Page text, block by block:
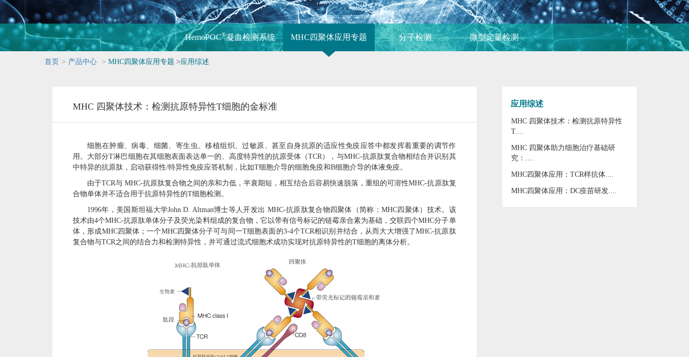
HemoPOC®凝血检测系统 MHC四聚体应用专题 分子检测 微型定量检测
首页 > 产品中心 > MHC四聚体应用专题 >应用综述
MHC 四聚体技术：检测抗原特异性T细胞的金标准
细胞在肿瘤、病毒、细菌、寄生虫、移植组织、过敏原、甚至自身抗原的适应性免疫应答中都发挥着重要的调节作
用。大部分T淋巴细胞在其细胞表面表达单一的、高度特异性的抗原受体（TCR），与MHC-抗原肽复合物相结合并识别其
中特异的抗原肽，启动获得性/特异性免疫应答机制，比如T细胞介导的细胞免疫和B细胞介导的体液免疫。
由于TCR与 MHC-抗原肽复合物之间的亲和力低，半衰期短，相互结合后容易快速脱落，重组的可溶性MHC-抗原肽复
合物单体并不适合用于抗原特异性的T细胞检测。
1996年，美国斯坦福大学John D. Altman博士等人开发出 MHC-抗原肽复合物四聚体（简称：MHC四聚体）技术。该
技术由4个MHC-抗原肽单体分子及荧光染料组成的复合物，它以带有信号标记的链霉亲合素为基础，交联四个MHC分子单
体，形成MHC四聚体；一个MHC四聚体分子可与同一T细胞表面的3-4个TCR相识别并结合，从而大大增强了MHC-抗原肽
复合物与TCR之间的结合力和检测特异性，并可通过流式细胞术成功实现对抗原特异性的T细胞的离体分析。
应用综述
MHC 四聚体技术：检测抗原特异性
T....
MHC 四聚体助力细胞治疗基础研
究：....
MHC四聚体应用：TCR样抗体....
MHC四聚体应用：DC疫苗研发....